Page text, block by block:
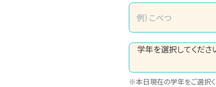
※本日現在の学年をご選択